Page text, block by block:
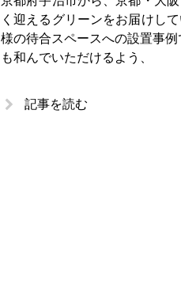
く迎えるグリーンをお届けし
様の待合スペースへの設置事
も和んでいただけるよう、
記事を読む